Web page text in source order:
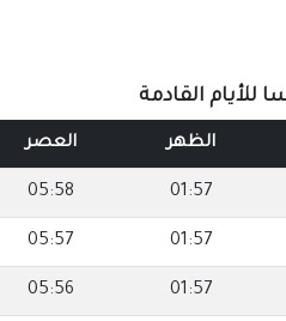
للأيام القادمة
الظهر العصر
01:57
05:58
01:57
05:57
01:57
05:56